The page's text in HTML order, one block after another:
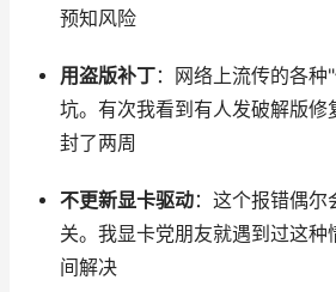
预知风险
用盗版补丁：网络上流传的各种
坑。有次我看到有人发破解版修
封了两周
不更新显卡驱动：这个报错偶尔
关。我显卡党朋友就遇到过这种
间解决